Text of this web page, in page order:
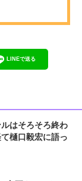
LINEで送る
ルはそろそろ終わ
樋口毅宏に語っ